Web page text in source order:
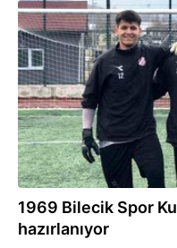
22.02.2024
1969 Bilecik Spor
hazırlanıyor